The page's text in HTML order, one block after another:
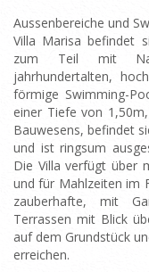
Aussenbereiche und
Villa Marisa befindet
zum Teil mit
jahrhundertalten,
förmige Swimming-
einer Tiefe von
Bauwesens, befindet
und ist ringsum
Die Villa verfügt über
und für Mahlzeiten im
zauberhafte, mit
Terrassen mit Blick
auf dem Grundstück
erreichen.